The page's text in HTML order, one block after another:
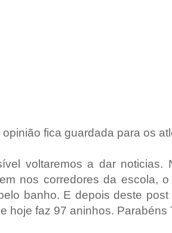
opinião fica guardada para os
voltaremos a dar noticias.
nos corredores da escola,
banho. E depois deste
hoje faz 97 aninhos. Parabéns